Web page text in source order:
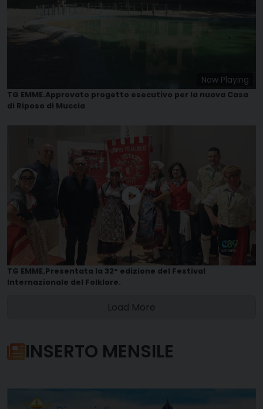
Now Playing
TG EMME.Approvato progetto esecutivo per la nuova Casa
di Riposo di Muccia
TG EMME.Presentata la 32° edizione del Festival
Internazionale del Folklore.
Load More
INSERTO MENSILE